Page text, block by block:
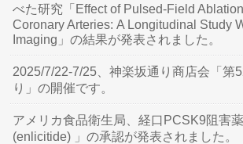
べた研究「Effect of Pulsed-Field
Coronary Arteries: A Longitudinal Study
Imaging」の結果が発表されました。
2025/7/22-7/25、神楽坂通り商店会「第
り」の開催です。
アメリカ食品衛生局、経口PCSK9阻害
(enlicitide) 」の承認が発表されました。